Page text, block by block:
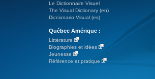
Le Dictionnaire Visuel
The Visual Dictionary (en)
Diccionario Visual (es)
Québec Amérique :
Littérature
Biographies et idées
Jeunesse
Référence et pratique